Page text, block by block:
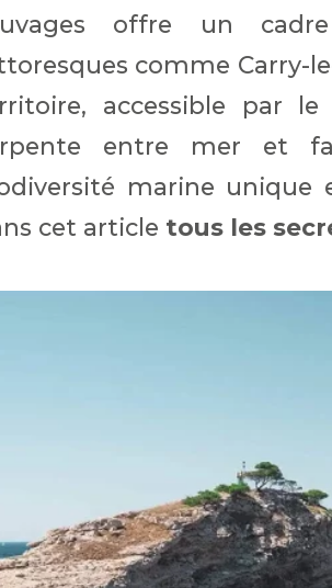
offre un
comme Carry-
accessible par
entre mer et
marine unique
cet article tous les